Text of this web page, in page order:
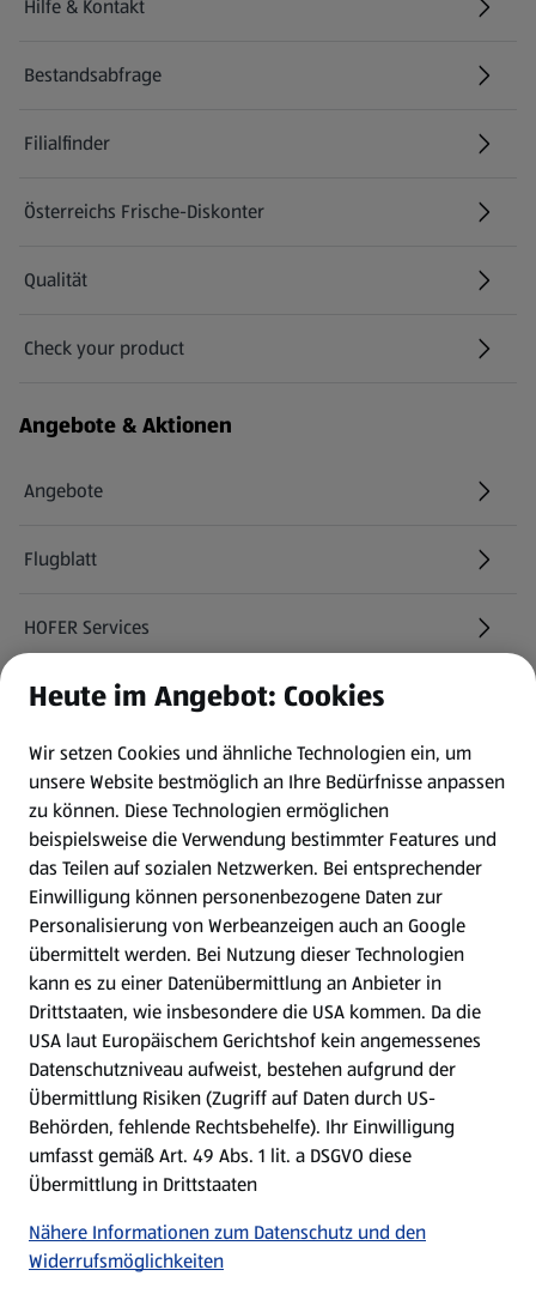
Hilfe & Kontakt
(öffnet in einem neuen Tab)
Bestandsabfrage
(öffnet in einem neuen Tab)
Filialfinder
Österreichs Frische-Diskonter
Qualität
Check your product
(öffnet in einem neuen Tab)
Angebote & Aktionen
Angebote
Flugblatt
HOFER Services
Newsletter
WhatsApp
Gewinnspiele
Mein HOFER. Meine Einkäufe.
Meine Meinung. Mein HOFER.
Gutscheingroßbestellung
(öffnet in einem neuen Tab)
Folge uns hier:
Jetzt die HOFER App downloaden
Heute im Angebot: Cookies
Wir setzen Cookies und ähnliche Technologien ein, um
unsere Website bestmöglich an Ihre Bedürfnisse anpassen
zu können. Diese Technologien ermöglichen
beispielsweise die Verwendung bestimmter Features und
das Teilen auf sozialen Netzwerken. Bei entsprechender
Einwilligung können personenbezogene Daten zur
Personalisierung von Werbeanzeigen auch an Google
übermittelt werden. Bei Nutzung dieser Technologien
kann es zu einer Datenübermittlung an Anbieter in
Drittstaaten, wie insbesondere die USA kommen. Da die
USA laut Europäischem Gerichtshof kein angemessenes
Datenschutzniveau aufweist, bestehen aufgrund der
Übermittlung Risiken (Zugriff auf Daten durch US-
Behörden, fehlende Rechtsbehelfe). Ihr Einwilligung
umfasst gemäß Art. 49 Abs. 1 lit. a DSGVO diese
Übermittlung in Drittstaaten
Nähere Informationen zum Datenschutz und den
Widerrufsmöglichkeiten